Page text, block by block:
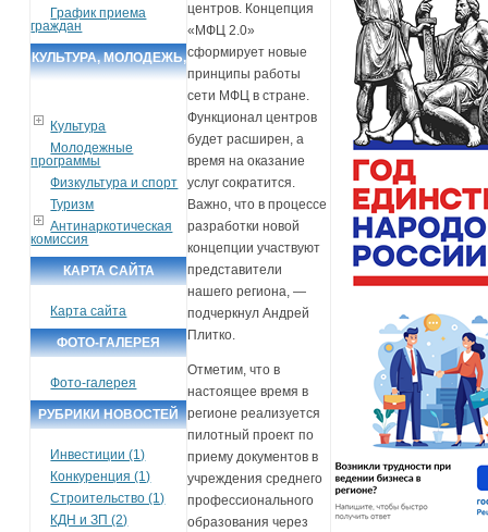
График приема
граждан
КУЛЬТУРА, МОЛОДЕЖЬ,
Культура
Молодежные
программы
Физкультура и спорт
Туризм
Антинаркотическая
комиссия
КАРТА САЙТА
Карта сайта
ФОТО-ГАЛЕРЕЯ
Фото-галерея
РУБРИКИ НОВОСТЕЙ
Инвестиции (1)
Конкуренция (1)
Строительство (1)
КДН и ЗП (2)
центров. Концепция
«МФЦ 2.0»
сформирует новые
принципы работы
сети МФЦ в стране.
Функционал центров
будет расширен, а
время на оказание
услуг сократится.
Важно, что в процессе
разработки новой
концепции участвуют
представители
нашего региона, —
подчеркнул Андрей
Плитко.
Отметим, что в
настоящее время в
регионе реализуется
пилотный проект по
приему документов в
учреждения среднего
профессионального
образования через